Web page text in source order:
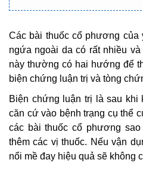
Các bài thuốc cổ phương của
ngứa ngoài da có rất nhiều
này thường có hai hướng để
biện chứng luận trị và tòng
Biện chứng luận trị là sau khi
căn cứ vào bệnh trạng cụ thể
các bài thuốc cổ phương
thêm các vị thuốc. Nếu vận
nổi mề đay hiệu quả sẽ không